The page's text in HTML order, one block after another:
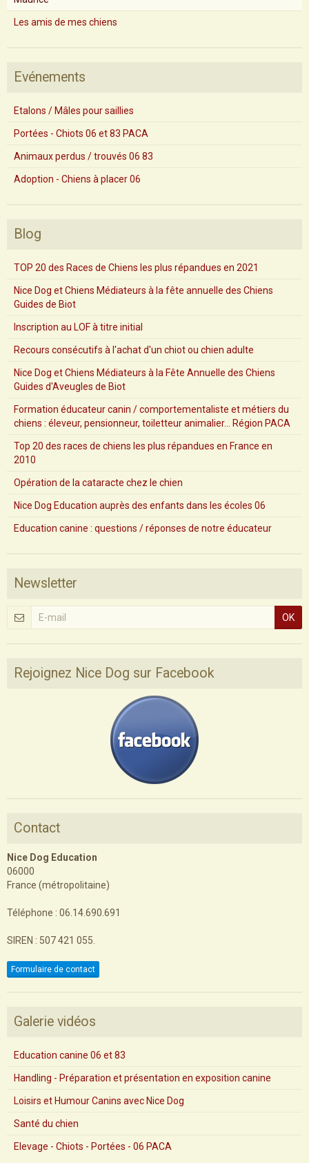
Les amis de mes chiens
Evénements
Etalons / Mâles pour saillies
Portées - Chiots 06 et 83 PACA
Animaux perdus / trouvés 06 83
Adoption - Chiens à placer 06
Blog
TOP 20 des Races de Chiens les plus répandues en 2021
Nice Dog et Chiens Médiateurs à la fête annuelle des Chiens
Guides de Biot
Inscription au LOF à titre initial
Recours consécutifs à l'achat d'un chiot ou chien adulte
Nice Dog et Chiens Médiateurs à la Fête Annuelle des Chiens
Guides d'Aveugles de Biot
Formation éducateur canin / comportementaliste et métiers du
chiens : éleveur, pensionneur, toiletteur animalier... Région PACA
Top 20 des races de chiens les plus répandues en France en
2010
Opération de la cataracte chez le chien
Nice Dog Education auprès des enfants dans les écoles 06
Education canine : questions / réponses de notre éducateur
Newsletter
OK
Rejoignez Nice Dog sur Facebook
Contact
Nice Dog Education
06000
France (métropolitaine)
Téléphone : 06.14.690.691
SIREN : 507 421 055.
Formulaire de contact
Galerie vidéos
Education canine 06 et 83
Handling - Préparation et présentation en exposition canine
Loisirs et Humour Canins avec Nice Dog
Santé du chien
Elevage - Chiots - Portées - 06 PACA